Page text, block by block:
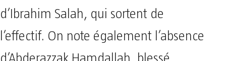
d’Ibrahim Salah, qui sortent de
l’effectif. On note également l’absence